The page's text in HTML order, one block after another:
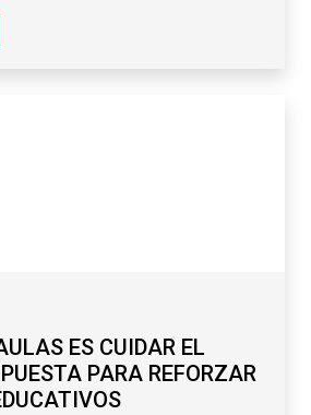
ES CUIDAR EL
PARA REFORZAR